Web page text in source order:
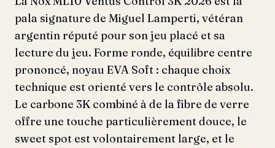
pala signature de Miguel Lamperti, vétéran
argentin réputé pour son jeu placé et sa
lecture du jeu. Forme ronde, équilibre centre
prononcé, noyau EVA Soft : chaque choix
technique est orienté vers le contrôle absolu.
Le carbone 3K combiné à de la fibre de verre
offre une touche particulièrement douce, le
sweet spot est volontairement large, et le